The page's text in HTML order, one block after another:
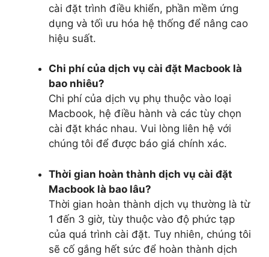
cài đặt trình điều khiển, phần mềm ứng
dụng và tối ưu hóa hệ thống để nâng cao
hiệu suất.
Chi phí của dịch vụ cài đặt Macbook là
bao nhiêu?
Chi phí của dịch vụ phụ thuộc vào loại
Macbook, hệ điều hành và các tùy chọn
cài đặt khác nhau. Vui lòng liên hệ với
chúng tôi để được báo giá chính xác.
Thời gian hoàn thành dịch vụ cài đặt
Macbook là bao lâu?
Thời gian hoàn thành dịch vụ thường là từ
1 đến 3 giờ, tùy thuộc vào độ phức tạp
của quá trình cài đặt. Tuy nhiên, chúng tôi
sẽ cố gắng hết sức để hoàn thành dịch